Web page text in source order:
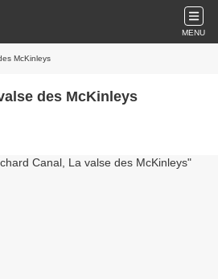
MENU
McKinleys
des McKinleys